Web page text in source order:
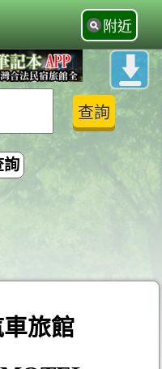
附近
詢
旅館